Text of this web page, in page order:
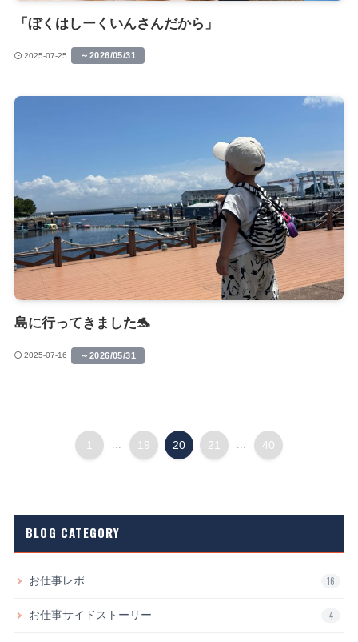
「ぼくはしーくいんさんだから」
2025-07-25 ～2026/05/31
島に行ってきました🐬
2025-07-16 ～2026/05/31
1 ... 19 20 21 ... 40
BLOG CATEGORY
お仕事レポ 16
お仕事サイドストーリー 4